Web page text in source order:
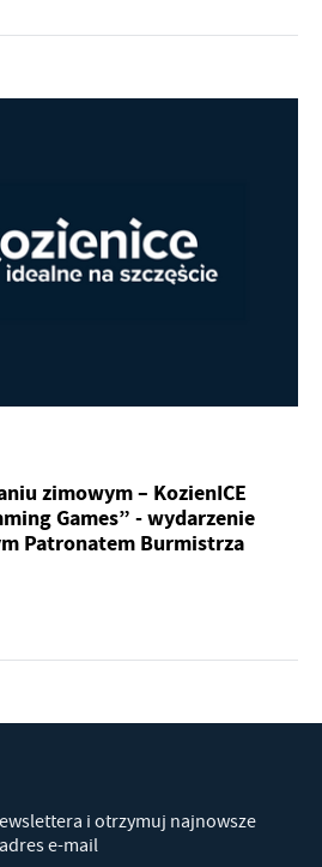
zimowym – KozienICE
Games” - wydarzenie
Patronatem Burmistrza
i otrzymuj najnowsze
e-mail